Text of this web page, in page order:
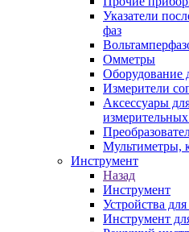
Указатели
фаз
Омметры
Оборудование
Измерители
Аксессуары
Мультиметры,
Инструмент
Назад
Инструмент
Устройства
Инструмент